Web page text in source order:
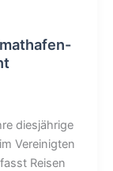
diesjährige
Vereinigten
Reisen